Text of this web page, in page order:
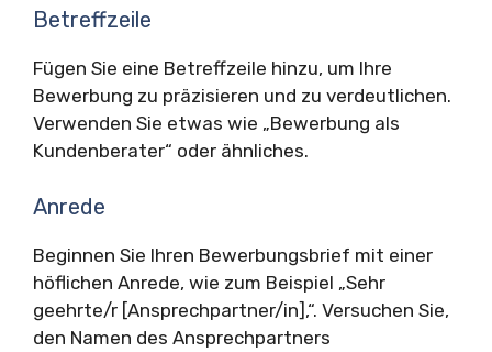
Betreffzeile
Fügen Sie eine Betreffzeile hinzu, um Ihre
Bewerbung zu präzisieren und zu verdeutlichen.
Verwenden Sie etwas wie „Bewerbung als
Kundenberater“ oder ähnliches.
Anrede
Beginnen Sie Ihren Bewerbungsbrief mit einer
höflichen Anrede, wie zum Beispiel „Sehr
geehrte/r [Ansprechpartner/in],“. Versuchen Sie,
den Namen des Ansprechpartners